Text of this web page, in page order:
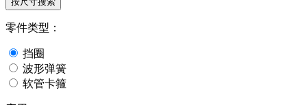
零件类型：
挡圈
波形弹簧
软管卡箍